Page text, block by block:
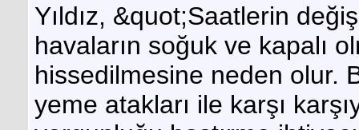
Yıldız, &quot;Saatlerin
havaların soğuk ve kapalı
hissedilmesine neden olur.
yeme atakları ile karşı